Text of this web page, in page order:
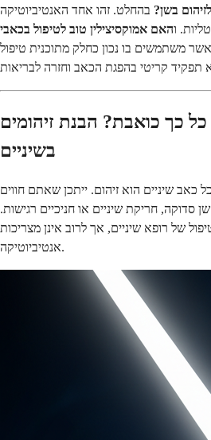
בשן? בהחלט. זהו אחד האנטיביוטיקה
והאם אמוקסיצילין טוב לטיפול בכאבי
משתמשים בו נכון כחלק מתוכנית טיפול
כך כואבת? הבנת זיהומים
בשיניים
שיניים הוא זיהום. ייתכן שאתם חווים
חריקת שיניים או חניכיים רגישות.
של רופא שיניים, אך לרוב אינן מצריכות
אנטיביוטיקה.